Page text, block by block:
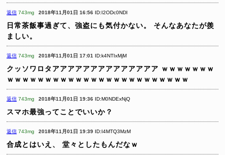
返信 743mg 2018年11月01日 16:56 ID:I2ODc0NDI
日常茶飯事過ぎて、強盗にも気付かない。
そんなあなたが羨
ましい。
返信 743mg 2018年11月01日 17:01 ID:k4NTIxMjM
クッソワロタアアアアアアアアアアアアアア ｗｗｗｗｗｗｗ
ｗｗｗｗｗｗｗｗｗｗｗｗｗｗｗｗｗｗｗｗｗｗｗｗ
返信 743mg 2018年11月01日 19:36 ID:M0NDExNjQ
スマホ最強ってことでいいか？
返信 743mg 2018年11月01日 19:39 ID:I4MTQ3MzM
合成とはいえ、 堂々としたもんだなｗ